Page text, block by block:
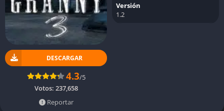
DESCARGAR
4.3/5
Votos: 237,658
Reportar
Versión
1.2